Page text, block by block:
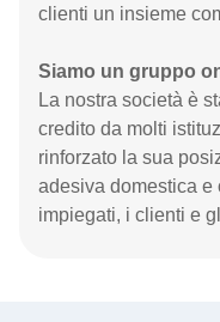
clienti un insieme
Siamo un gruppo
La nostra società è
credito da molti
rinforzato la sua
adesiva domestica e
impiegati, i clienti e